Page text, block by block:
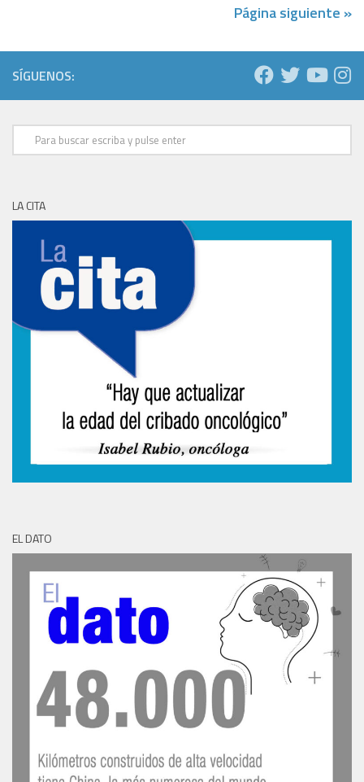
Página siguiente »
SÍGUENOS:
LA CITA
EL DATO